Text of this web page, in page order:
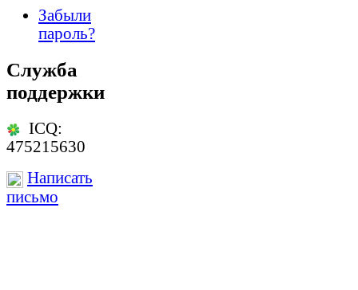
Забыли
пароль?
Служба
поддержки
ICQ:
475215630
Написать
письмо